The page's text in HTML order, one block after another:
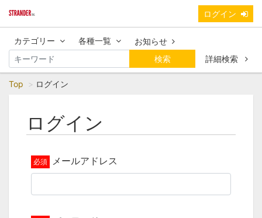
ログイン
カテゴリー 各種一覧
お知らせ
検索
詳細検索
Top ログイン
ログイン
メールアドレス